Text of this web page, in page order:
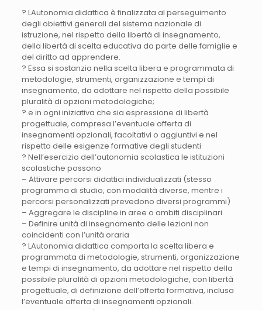
? LAutonomia didattica è finalizzata al perseguimento
degli obiettivi generali del sistema nazionale di
istruzione, nel rispetto della libertà di insegnamento,
della libertà di scelta educativa da parte delle famiglie e
del diritto ad apprendere.
? Essa si sostanzia nella scelta libera e programmata di
metodologie, strumenti, organizzazione e tempi di
insegnamento, da adottare nel rispetto della possibile
pluralità di opzioni metodologiche;
? e in ogni iniziativa che sia espressione di libertà
progettuale, compresa l’eventuale offerta di
insegnamenti opzionali, facoltativi o aggiuntivi e nel
rispetto delle esigenze formative degli studenti
? Nell’esercizio dell’autonomia scolastica le istituzioni
scolastiche possono
– Attivare percorsi didattici individualizzati (stesso
programma di studio, con modalità diverse, mentre i
percorsi personalizzati prevedono diversi programmi)
– Aggregare le discipline in aree o ambiti disciplinari
– Definire unità di insegnamento delle lezioni non
coincidenti con l’unità oraria
? LAutonomia didattica comporta la scelta libera e
programmata di metodologie, strumenti, organizzazione
e tempi di insegnamento, da adottare nel rispetto della
possibile pluralità di opzioni metodologiche, con libertà
progettuale, di definizione dell’offerta formativa, inclusa
l’eventuale offerta di insegnamenti opzionali.